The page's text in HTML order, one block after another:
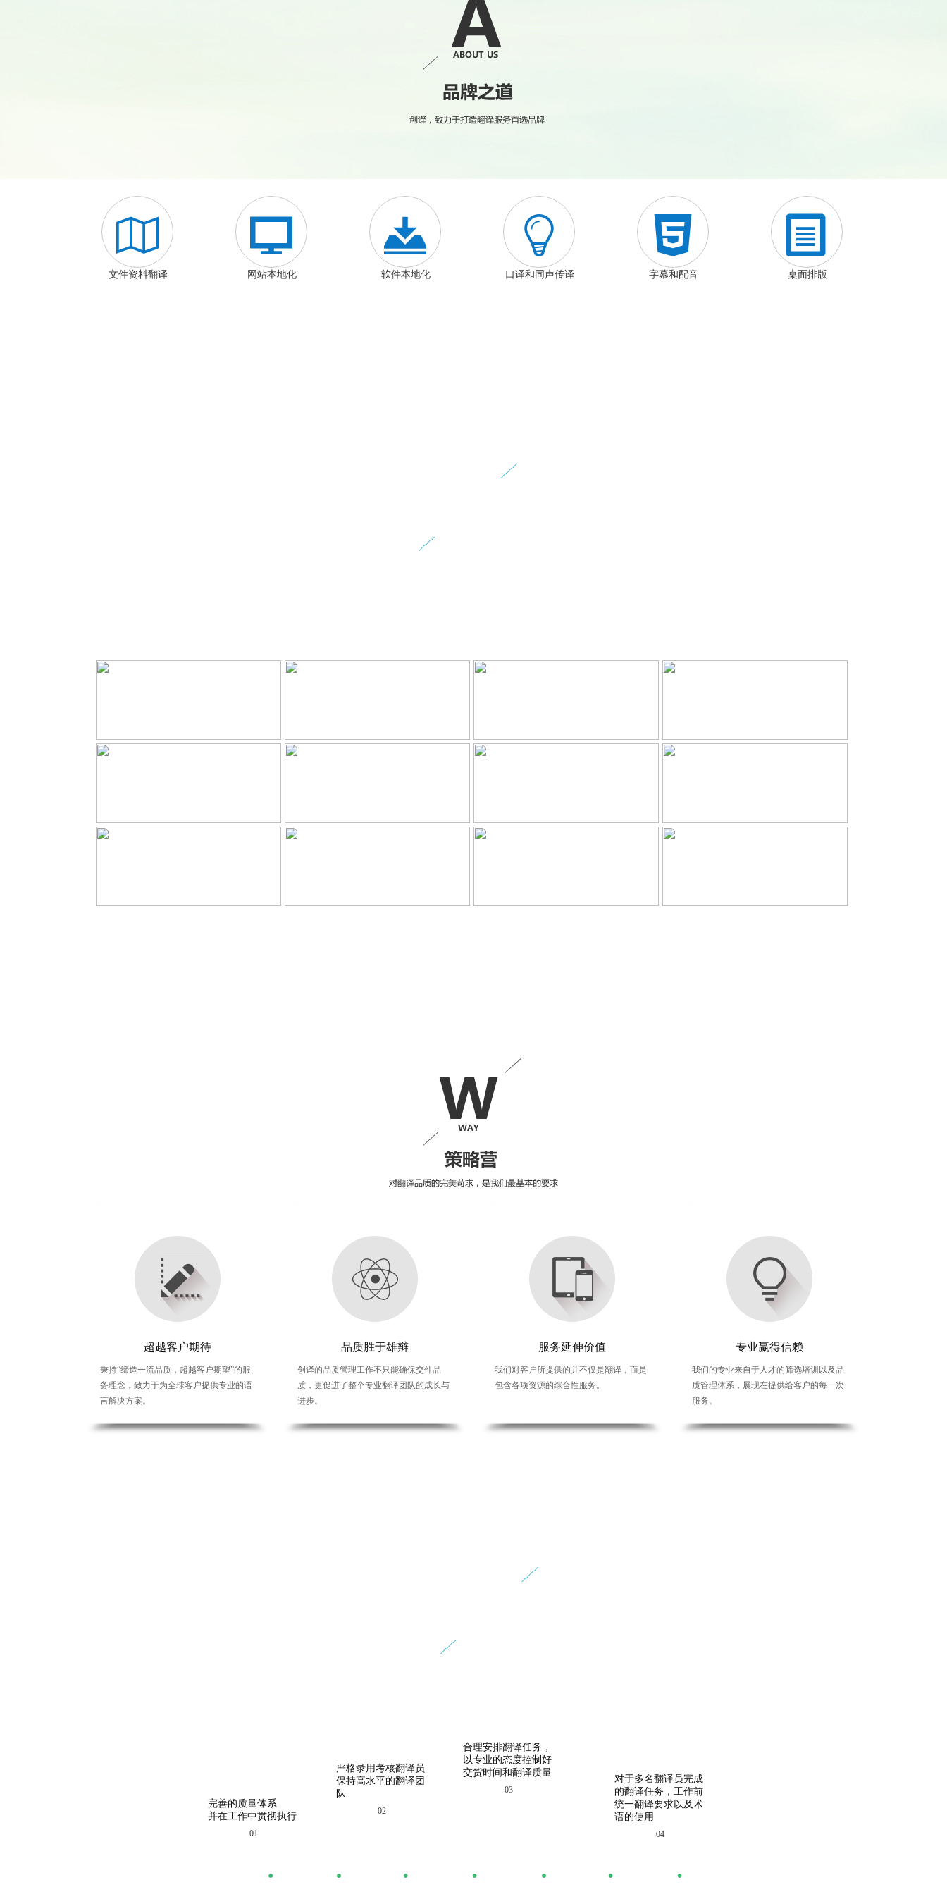

文件资料翻译

网站本地化

软件本地化

口译和同声传译

字幕和配音

桌面排版
超越客户期待
秉持“缔造一流品质，超越客户期望”的服
务理念，致力于为全球客户提供专业的语
言解决方案。
超越客户期待
秉持“缔造一流品质，超越客户期望”的服
务理念，致力于为全球客户提供专业的语
言解决方案。
品质胜于雄辩
创译的品质管理工作不只能确保交件品
质，更促进了整个专业翻译团队的成长与
进步。
品质胜于雄辩
创译的品质管理工作不只能确保交件品
质，更促进了整个专业翻译团队的成长与
服务延伸价值
我们对客户所提供的并不仅是翻译，而是
包含各项资源的综合性服务。
服务延伸价值
我们对客户所提供的并不仅是翻译，而是
包含各项资源的综合性服务。
专业赢得信赖
我们的专业来自于人才的筛选培训以及品
质管理体系，展现在提供给客户的每一次
服务。
完善的质量体系
并在工作中贯彻执行
01
严格录用考核翻译员
保持高水平的翻译团
队
02
合理安排翻译任务，
以专业的态度控制好
交货时间和翻译质量
03
对于多名翻译员完成
的翻译任务，工作前
统一翻译要求以及术
语的使用
04